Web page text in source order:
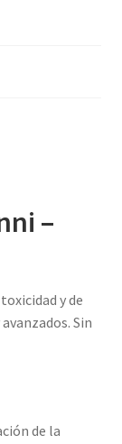
–
y de
Sin
de la